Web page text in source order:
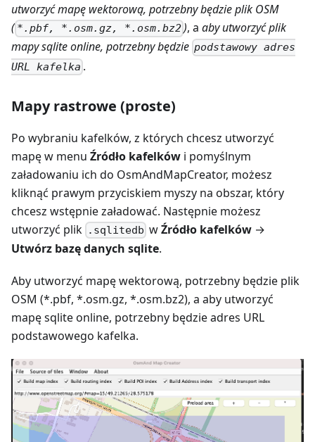
utworzyć mapę wektorową, potrzebny będzie plik OSM
( *.pbf, *.osm.gz, *.osm.bz2), aaby utworzyć plik
mapy sqlite online, potrzebny będzie podstawowy adres
URL kafelka .
Mapy rastrowe (proste)
Po wybraniu kafelków, z których chcesz utworzyć
mapę w menu Źródło kafelków i pomyślnym
załadowaniu ich do OsmAndMapCreator, możesz
kliknąć prawym przyciskiem myszy na obszar, który
chcesz wstępnie załadować. Następnie możesz
utworzyć plik .sqlitedb wŹródło kafelków →
Utwórz bazę danych sqlite.
Aby utworzyć mapę wektorową, potrzebny będzie plik
OSM (*.pbf, *.osm.gz, *.osm.bz2), a aby utworzyć
mapę sqlite online, potrzebny będzie adres URL
podstawowego kafelka.